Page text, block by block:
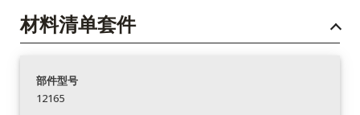
材料清单套件
部件型号
12165